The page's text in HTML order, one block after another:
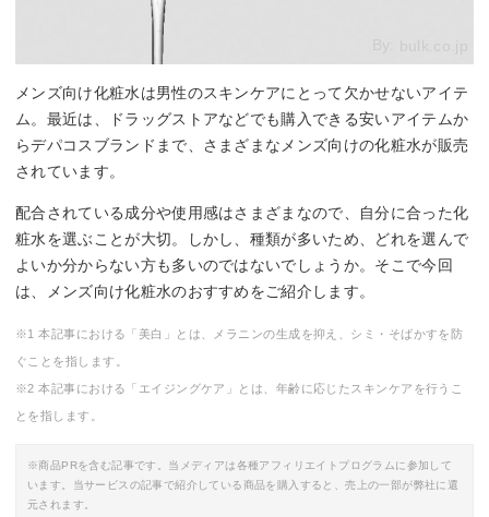
メンズ向け化粧水は男性のスキンケアにとって欠かせないアイテ
ム。最近は、ドラッグストアなどでも購入できる安いアイテムか
らデパコスブランドまで、さまざまなメンズ向けの化粧水が販売
されています。
配合されている成分や使用感はさまざまなので、自分に合った化
粧水を選ぶことが大切。しかし、種類が多いため、どれを選んで
よいか分からない方も多いのではないでしょうか。そこで今回
は、メンズ向け化粧水のおすすめをご紹介します。
※1 本記事における「美白」とは、メラニンの生成を抑え、シミ・そばかすを防
ぐことを指します。
※2 本記事における「エイジングケア」とは、年齢に応じたスキンケアを行うこ
とを指します。
※商品PRを含む記事です。当メディアは各種アフィリエイトプログラムに参加して
います。当サービスの記事で紹介している商品を購入すると、売上の一部が弊社に還
元されます。